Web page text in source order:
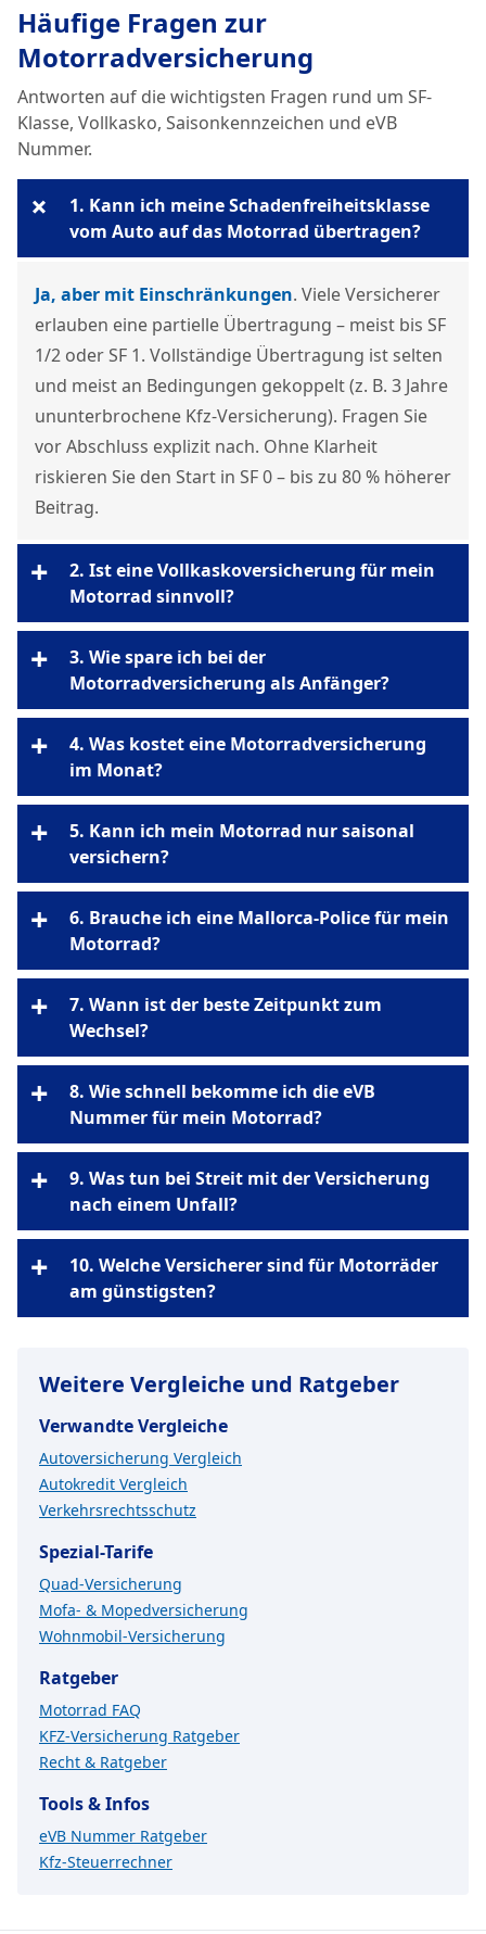
Häufige Fragen zur
Motorradversicherung
Antworten auf die wichtigsten Fragen rund um SF-
Klasse, Vollkasko, Saisonkennzeichen und eVB
Nummer.
+
1. Kann ich meine Schadenfreiheitsklasse
vom Auto auf das Motorrad übertragen?
Ja, aber mit Einschränkungen. Viele Versicherer
erlauben eine partielle Übertragung – meist bis SF
1/2 oder SF 1. Vollständige Übertragung ist selten
und meist an Bedingungen gekoppelt (z. B. 3 Jahre
ununterbrochene Kfz-Versicherung). Fragen Sie
vor Abschluss explizit nach. Ohne Klarheit
riskieren Sie den Start in SF 0 – bis zu 80 % höherer
Beitrag.
+
2. Ist eine Vollkaskoversicherung für mein
Motorrad sinnvoll?
Neuwertentschädigung
+
3. Wie spare ich bei der
Motorradversicherung als Anfänger?
Selbstbeteiligung 300 €
Realistische Kilometer
+
4. Was kostet eine Motorradversicherung
im Monat?
+
5. Kann ich mein Motorrad nur saisonal
versichern?
kein Versicherungsschutz
+
6. Brauche ich eine Mallorca-Police für mein
Motorrad?
+
7. Wann ist der beste Zeitpunkt zum
Wechsel?
Schadensfall
+
8. Wie schnell bekomme ich die eVB
Nummer für mein Motorrad?
Minuten per SMS oder E-Mail
+
9. Was tun bei Streit mit der Versicherung
nach einem Unfall?
+
10. Welche Versicherer sind für Motorräder
am günstigsten?
Direkt, AXA und Allianz Direct
Weitere Vergleiche und Ratgeber
Verwandte Vergleiche
Autoversicherung Vergleich
Autokredit Vergleich
Verkehrsrechtsschutz
Spezial-Tarife
Quad-Versicherung
Mofa- & Mopedversicherung
Wohnmobil-Versicherung
Ratgeber
Motorrad FAQ
KFZ-Versicherung Ratgeber
Recht & Ratgeber
Tools & Infos
eVB Nummer Ratgeber
Kfz-Steuerrechner